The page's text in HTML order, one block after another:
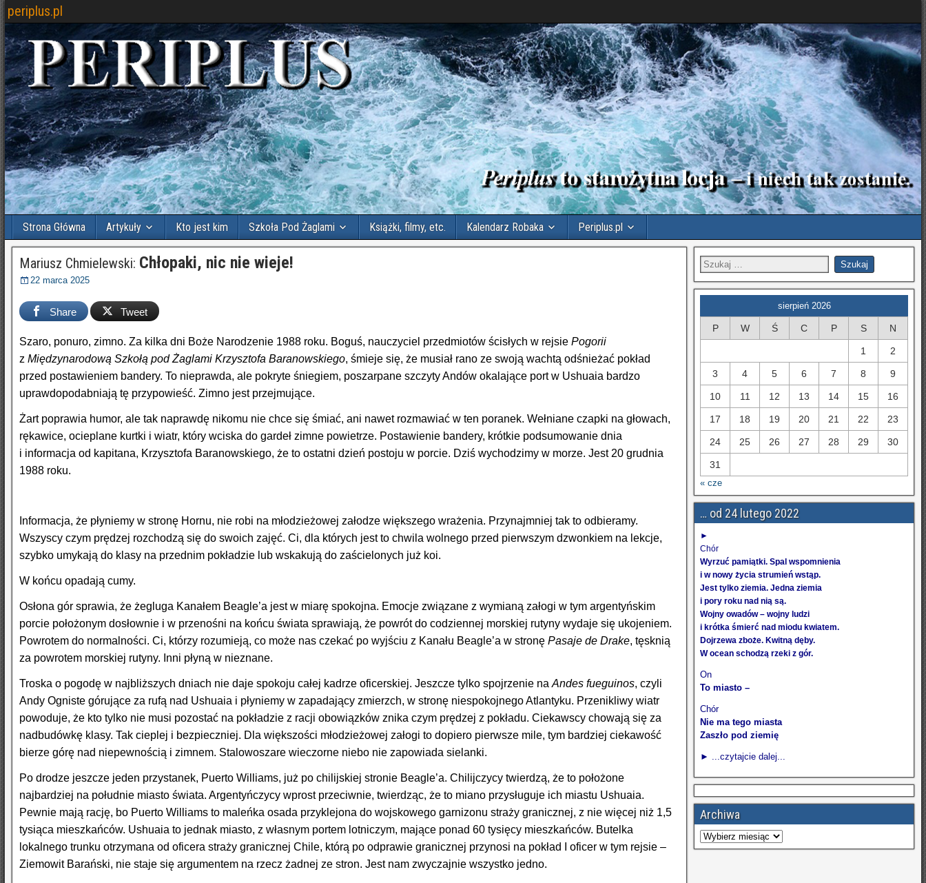
periplus.pl
Strona Główna Artykuły Kto jest kim Szkoła Pod Żaglami Książki, filmy, etc. Kalendarz Robaka Periplus.pl
Mariusz Chmielewski: Chłopaki, nic nie wieje!
22 marca 2025
Share Tweet
Szaro, ponuro, zimno. Za kilka dni Boże Narodzenie 1988 roku. Boguś, nauczyciel przedmiotów ścisłych w rejsie Pogorii
z Międzynarodową Szkołą pod Żaglami Krzysztofa Baranowskiego, śmieje się, że musiał rano ze swoją wachtą odśnieżać pokład
przed postawieniem bandery. To nieprawda, ale pokryte śniegiem, poszarpane szczyty Andów okalające port w Ushuaia bardzo
uprawdopodabniają tę przypowieść. Zimno jest przejmujące.
Żart poprawia humor, ale tak naprawdę nikomu nie chce się śmiać, ani nawet rozmawiać w ten poranek. Wełniane czapki na głowach,
rękawice, ocieplane kurtki i wiatr, który wciska do gardeł zimne powietrze. Postawienie bandery, krótkie podsumowanie dnia
i informacja od kapitana, Krzysztofa Baranowskiego, że to ostatni dzień postoju w porcie. Dziś wychodzimy w morze. Jest 20 grudnia
1988 roku.
Informacja, że płyniemy w stronę Hornu, nie robi na młodzieżowej załodze większego wrażenia. Przynajmniej tak to odbieramy.
Wszyscy czym prędzej rozchodzą się do swoich zajęć. Ci, dla których jest to chwila wolnego przed pierwszym dzwonkiem na lekcje,
szybko umykają do klasy na przednim pokładzie lub wskakują do zaścielonych już koi.
W końcu opadają cumy.
Osłona gór sprawia, że żegluga Kanałem Beagle’a jest w miarę spokojna. Emocje związane z wymianą załogi w tym argentyńskim
porcie położonym dosłownie i w przenośni na końcu świata sprawiają, że powrót do codziennej morskiej rutyny wydaje się ukojeniem.
Powrotem do normalności. Ci, którzy rozumieją, co może nas czekać po wyjściu z Kanału Beagle’a w stronę Pasaje de Drake, tęsknią
za powrotem morskiej rutyny. Inni płyną w nieznane.
Troska o pogodę w najbliższych dniach nie daje spokoju całej kadrze oficerskiej. Jeszcze tylko spojrzenie na Andes fueguinos, czyli
Andy Ogniste górujące za rufą nad Ushuaia i płyniemy w zapadający zmierzch, w stronę niespokojnego Atlantyku. Przenikliwy wiatr
powoduje, że kto tylko nie musi pozostać na pokładzie z racji obowiązków znika czym prędzej z pokładu. Ciekawscy chowają się za
nadbudówkę klasy. Tak cieplej i bezpieczniej. Dla większości młodzieżowej załogi to dopiero pierwsze mile, tym bardziej ciekawość
bierze górę nad niepewnością i zimnem. Stalowoszare wieczorne niebo nie zapowiada sielanki.
Po drodze jeszcze jeden przystanek, Puerto Williams, już po chilijskiej stronie Beagle’a. Chilijczycy twierdzą, że to położone
najbardziej na południe miasto świata. Argentyńczycy wprost przeciwnie, twierdząc, że to miano przysługuje ich miastu Ushuaia.
Pewnie mają rację, bo Puerto Williams to maleńka osada przyklejona do wojskowego garnizonu straży granicznej, z nie więcej niż 1,5
tysiąca mieszkańców. Ushuaia to jednak miasto, z własnym portem lotniczym, mające ponad 60 tysięcy mieszkańców. Butelka
lokalnego trunku otrzymana od oficera straży granicznej Chile, którą po odprawie granicznej przynosi na pokład I oficer w tym rejsie –
Ziemowit Barański, nie staje się argumentem na rzecz żadnej ze stron. Jest nam zwyczajnie wszystko jedno.
sierpień 2026
P W Ś C P S N
1 2
3 4 5 6 7 8 9
10 11 12 13 14 15 16
17 18 19 20 21 22 23
24 25 26 27 28 29 30
31
« cze
… od 24 lutego 2022
►
Chór
Wyrzuć pamiątki. Spal wspomnienia
i w nowy życia strumień wstąp.
Jest tylko ziemia. Jedna ziemia
i pory roku nad nią są.
Wojny owadów – wojny ludzi
i krótka śmierć nad miodu kwiatem.
Dojrzewa zboże. Kwitną dęby.
W ocean schodzą rzeki z gór.
On
To miasto –
Chór
Nie ma tego miasta
Zaszło pod ziemię
► ...czytajcie dalej...
Archiwa